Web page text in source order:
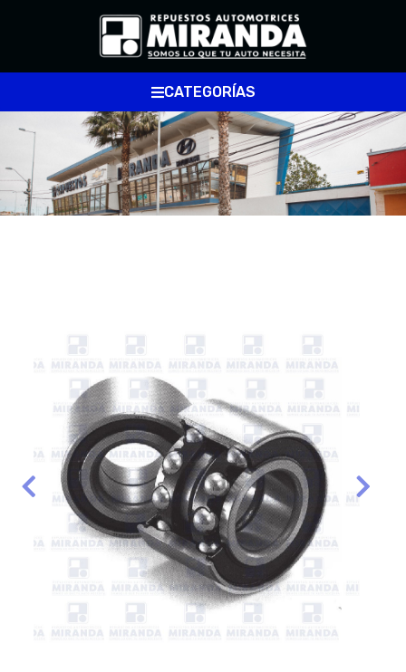
CATEGORÍAS
Anterior